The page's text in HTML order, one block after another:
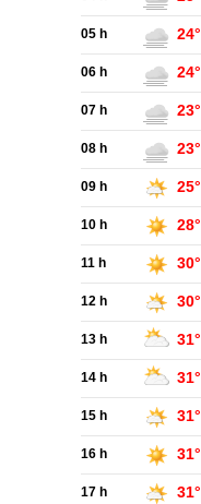
05 h 24°
06 h 24°
07 h 23°
08 h 23°
09 h 25°
10 h 28°
11 h 30°
12 h 30°
13 h 31°
14 h 31°
15 h 31°
16 h 31°
17 h 31°